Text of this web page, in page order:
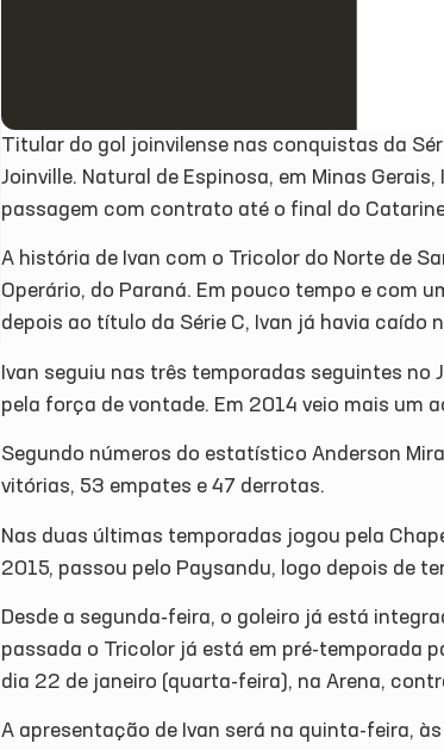
Titular do gol joinvilense nas conquistas da
Joinville. Natural de Espinosa, em Minas
passagem com contrato até o final do
A história de Ivan com o Tricolor do Norte de
Operário, do Paraná. Em pouco tempo e com
depois ao título da Série C, Ivan já havia caído
Ivan seguiu nas três temporadas seguintes no
pela força de vontade. Em 2014 veio mais um
Segundo números do estatístico Anderson
vitórias, 53 empates e 47 derrotas.
Nas duas últimas temporadas jogou pela
2015, passou pelo Paysandu, logo depois de
Desde a segunda-feira, o goleiro já está
passada o Tricolor já está em pré-temporada
dia 22 de janeiro (quarta-feira), na Arena,
A apresentação de Ivan será na quinta-feira,